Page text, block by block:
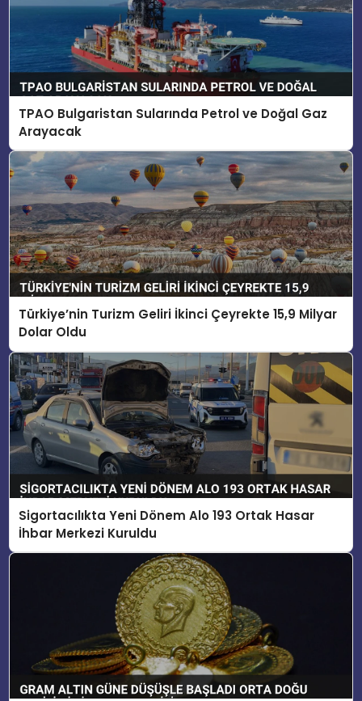
TPAO Bulgaristan Sularında Petrol ve Doğal Gaz
Arayacak
Türkiye’nin Turizm Geliri İkinci Çeyrekte 15,9 Milyar
Dolar Oldu
Sigortacılıkta Yeni Dönem Alo 193 Ortak Hasar
İhbar Merkezi Kuruldu